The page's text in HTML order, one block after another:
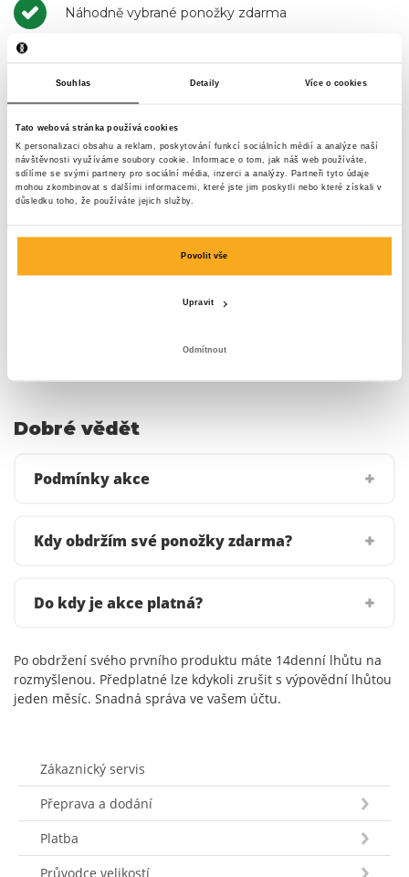
Souhlas Detaily Více o cookies
Tato webová stránka používá cookies
K personalizaci obsahu a reklam, poskytování funkcí sociálních médií a analýze naší
návštěvnosti využíváme soubory cookie. Informace o tom, jak náš web používáte,
sdílíme se svými partnery pro sociální média, inzerci a analýzy. Partneři tyto údaje
mohou zkombinovat s dalšími informacemi, které jste jim poskytli nebo které získali v
důsledku toho, že používáte jejich služby.
Povolit vše
Upravit
Odmítnout
Tvé ponožky zdarma jsou
připraveny.
Znovu aktivuj své předplatné a na přivítanou získáš dárek
vzory za skvělou cenu. Na co ještě čekáš?
Přihlášení
Náhodně vybrané ponožky zdarma
Dobré vědět
Podmínky akce
Kdy obdržím své ponožky zdarma?
Do kdy je akce platná?
Po obdržení svého prvního produktu máte 14denní lhůtu na
rozmyšlenou. Předplatné lze kdykoli zrušit s výpovědní lhůtou
jeden měsíc. Snadná správa ve vašem účtu.
Zákaznický servis
Přeprava a dodání
Platba
Průvodce velikostí